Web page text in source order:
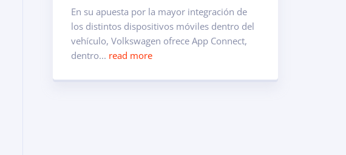
En su apuesta por la mayor integración de
los distintos dispositivos móviles dentro del
vehículo, Volkswagen ofrece App Connect,
dentro... read more